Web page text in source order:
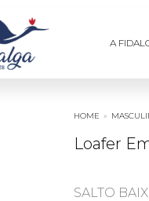
A
HOME »
Loafer
SALTO